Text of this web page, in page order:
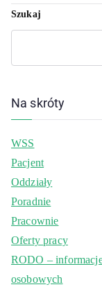
Szukaj
Na skróty
WSS
Pacjent
Oddziały
Poradnie
Pracownie
Oferty pracy
RODO –
osobowych